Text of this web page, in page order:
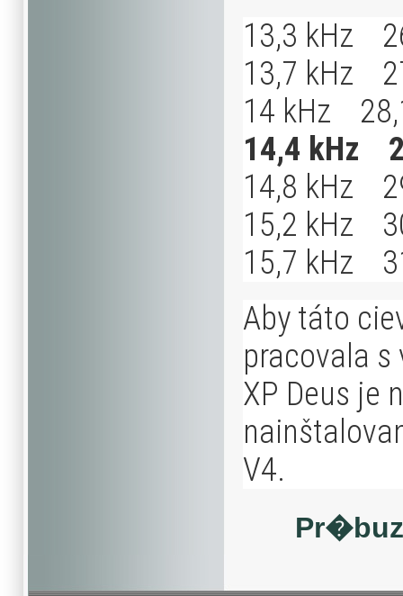
13,3 kHz
13,7 kHz
14 kHz
14,4 kHz
14,8 kHz
15,2 kHz
15,7 kHz
Aby táto
pracovala
XP Deus je
V4.